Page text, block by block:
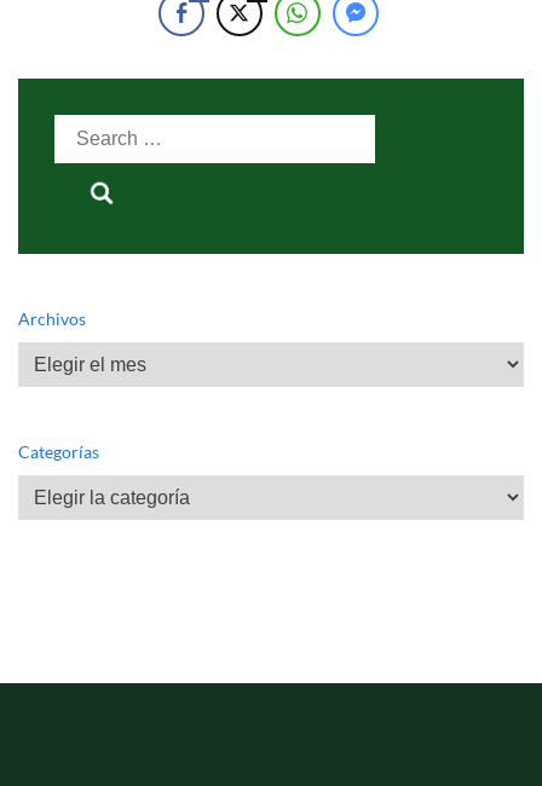
Search
for:
Archivos
Archivos
Categorías
Categorías